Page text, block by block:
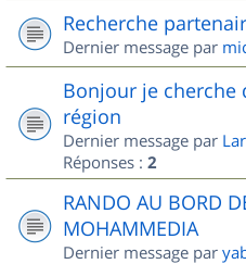
Recherche
Dernier message par
Bonjour je cherche
région
Dernier message par
Réponses : 2
RANDO AU BORD
MOHAMMEDIA
Dernier message par